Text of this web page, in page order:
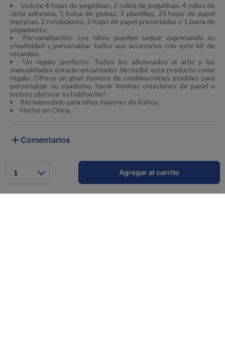
1 Agregar al carrito
Incluye 4 hojas de pegatinas, 2 rollos de pegatinas, 4 rollos de
cinta adhesiva, 1 bolsa de gemas, 3 plantillas, 25 hojas de papel
impresas, 2 rotuladores, 2 hojas de papel precortadas y 1 barra de
pegamento.
Personalización: Los niños pueden seguir expresando su
creatividad y personalizar todos sus accesorios con este kit de
recambio.
Un regalo perfecto: Todos los aficionados al arte y las
manualidades estarán encantados de recibir este producto como
regalo. Ofrece un gran número de combinaciones posibles para
personalizar su cuaderno, hacer bonitas creaciones de papel o
incluso ¡decorar su habitación!
Recomendado para niñas mayores de 6 años.
Hecho en China.
Comentarios